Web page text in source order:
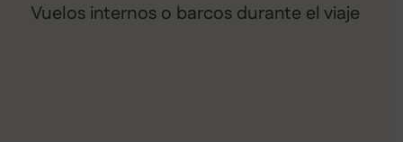
Vuelos internos o barcos durante el viaje